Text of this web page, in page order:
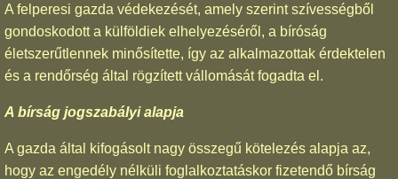
A felperesi gazda védekezését, amely szerint szívességből
gondoskodott a külföldiek elhelyezéséről, a bíróság
életszerűtlennek minősítette, így az alkalmazottak érdektelen
és a rendőrség által rögzített vállomását fogadta el.
A bírság jogszabályi alapja
A gazda által kifogásolt nagy összegű kötelezés alapja az,
hogy az engedély nélküli foglalkoztatáskor fizetendő bírság